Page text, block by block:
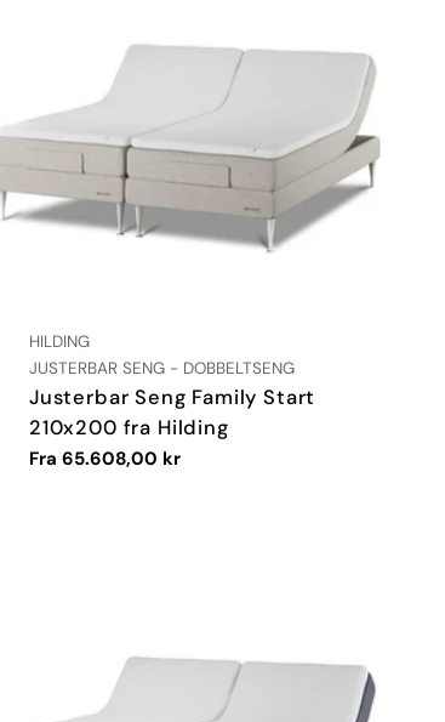
LEVERANDØR:
HILDING
TYPE:
JUSTERBAR SENG - DOBBELTSENG
Justerbar Seng Family Start
210x200 fra Hilding
Vanlig
Fra 65.608,00 kr